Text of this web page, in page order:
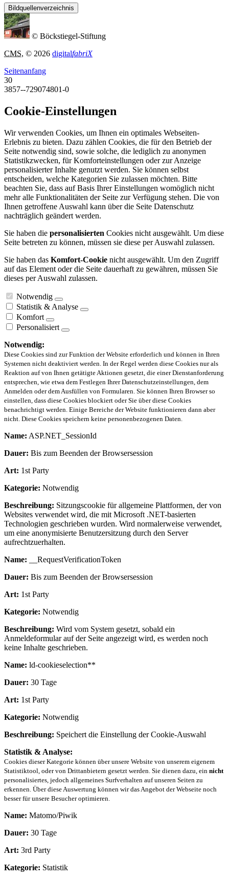
Bildquellenverzeichnis
© Böckstiegel-Stiftung
CMS, © 2026 digitalfabriX
Seitenanfang
30
3857--729074801-0
Cookie-Einstellungen
Wir verwenden Cookies, um Ihnen ein optimales Webseiten-
Erlebnis zu bieten. Dazu zählen Cookies, die für den Betrieb der
Seite notwendig sind, sowie solche, die lediglich zu anonymen
Statistikzwecken, für Komforteinstellungen oder zur Anzeige
personalisierter Inhalte genutzt werden. Sie können selbst
entscheiden, welche Kategorien Sie zulassen möchten. Bitte
beachten Sie, dass auf Basis Ihrer Einstellungen womöglich nicht
mehr alle Funktionalitäten der Seite zur Verfügung stehen. Die von
Ihnen getroffene Auswahl kann über die Seite Datenschutz
nachträglich geändert werden.
Sie haben die personalisierten Cookies nicht ausgewählt. Um diese
Seite betreten zu können, müssen sie diese per Auswahl zulassen.
Sie haben das Komfort-Cookie nicht ausgewählt. Um den Zugriff
auf das Element oder die Seite dauerhaft zu gewähren, müssen Sie
dieses per Auswahl zulassen.
Notwendig
Statistik & Analyse
Komfort
Personalisiert
Notwendig:
Diese Cookies sind zur Funktion der Website erforderlich und können in Ihren
Systemen nicht deaktiviert werden. In der Regel werden diese Cookies nur als
Reaktion auf von Ihnen getätigte Aktionen gesetzt, die einer Dienstanforderung
entsprechen, wie etwa dem Festlegen Ihrer Datenschutzeinstellungen, dem
Anmelden oder dem Ausfüllen von Formularen. Sie können Ihren Browser so
einstellen, dass diese Cookies blockiert oder Sie über diese Cookies
benachrichtigt werden. Einige Bereiche der Website funktionieren dann aber
nicht. Diese Cookies speichern keine personenbezogenen Daten.
Name: ASP.NET_SessionId
Dauer: Bis zum Beenden der Browsersession
Art: 1st Party
Kategorie: Notwendig
Beschreibung: Sitzungscookie für allgemeine Plattformen, der von
Websites verwendet wird, die mit Microsoft .NET-basierten
Technologien geschrieben wurden. Wird normalerweise verwendet,
um eine anonymisierte Benutzersitzung durch den Server
aufrechtzuerhalten.
Name: __RequestVerificationToken
Dauer: Bis zum Beenden der Browsersession
Art: 1st Party
Kategorie: Notwendig
Beschreibung: Wird vom System gesetzt, sobald ein
Anmeldeformular auf der Seite angezeigt wird, es werden noch
keine Inhalte geschrieben.
Name: ld-cookieselection**
Dauer: 30 Tage
Art: 1st Party
Kategorie: Notwendig
Beschreibung: Speichert die Einstellung der Cookie-Auswahl
Statistik & Analyse:
Cookies dieser Kategorie können über unsere Website von unserem eigenem
Statistiktool, oder von Drittanbietern gesetzt werden. Sie dienen dazu, ein nicht
personalisiertes, jedoch allgemeines Surfverhalten auf unseren Seiten zu
erkennen. Über diese Auswertung können wir das Angebot der Webseite noch
besser für unsere Besucher optimieren.
Name: Matomo/Piwik
Dauer: 30 Tage
Art: 3rd Party
Kategorie: Statistik